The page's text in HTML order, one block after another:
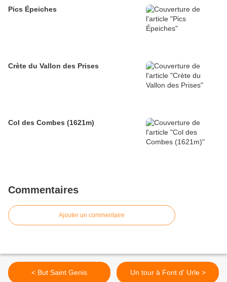
Pics Épeiches
Crète du Vallon des Prises
Col des Combes (1621m)
Commentaires
Ajouter un commentaire
< But Saint Genis Un tour à Font d' Urle >